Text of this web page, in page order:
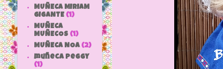
MUÑECA MIRIAM
GIGANTE (1)
MUÑECA
MUÑECOS (1)
MUÑECA NOA (2)
muñeca peggy
(1)